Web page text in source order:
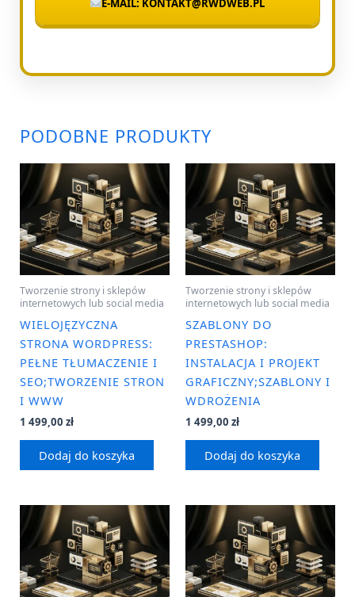
E-MAIL: KONTAKT@RWDWEB.PL
PODOBNE PRODUKTY
Tworzenie strony i sklepów
internetowych lub social media
WIELOJĘZYCZNA
STRONA WORDPRESS:
PEŁNE TŁUMACZENIE I
SEO;TWORZENIE STRON
I WWW
1 499,00 zł
Dodaj do koszyka
Tworzenie strony i sklepów
internetowych lub social media
SZABLONY DO
PRESTASHOP:
INSTALACJA I PROJEKT
GRAFICZNY;SZABLONY I
WDROŻENIA
1 499,00 zł
Dodaj do koszyka